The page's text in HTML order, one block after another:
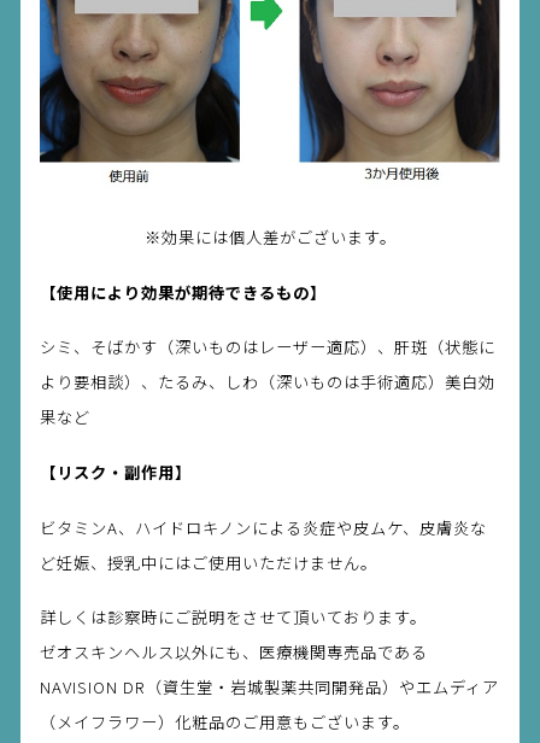
※効果には個人差がございます。
【使用により効果が期待できるもの】
シミ、そばかす（深いものはレーザー適応）、肝斑（状態に
より要相談）、たるみ、しわ（深いものは手術適応）美白効
果など
【リスク・副作用】
ビタミンA、ハイドロキノンによる炎症や皮ムケ、皮膚炎な
ど妊娠、授乳中にはご使用いただけません。
詳しくは診察時にご説明をさせて頂いております。
ゼオスキンヘルス以外にも、医療機関専売品である
NAVISION DR（資生堂・岩城製薬共同開発品）やエムディア
（メイフラワー）化粧品のご用意もございます。